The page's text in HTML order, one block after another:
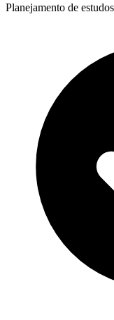
Planejamento de